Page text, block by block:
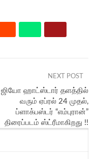
NEXT POST
ஜியோ ஹாட்ஸ்டார் தளத்தில்
வரும் ஏப்ரல் 24 முதல்,
ப்ளாக்பஸ்டர் “எம்புரான்”
திரைப்படம் ஸ்ட்ரீமாகிறது !!